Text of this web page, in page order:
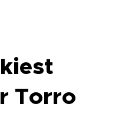
Torro